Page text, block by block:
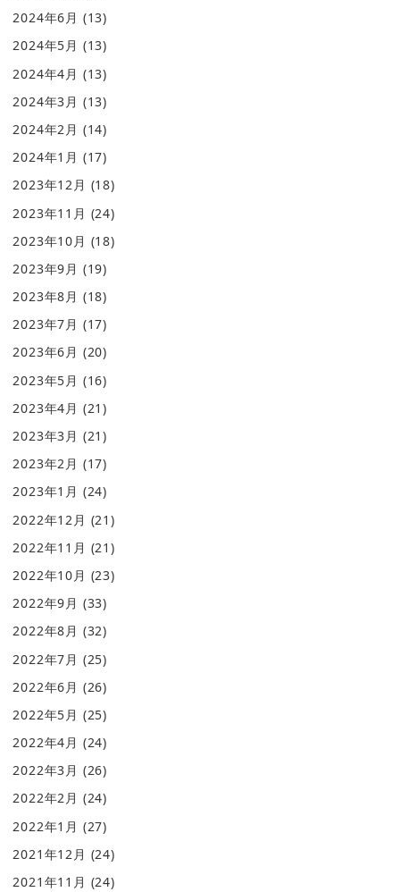
2024年6月 (13)
2024年5月 (13)
2024年4月 (13)
2024年3月 (13)
2024年2月 (14)
2024年1月 (17)
2023年12月 (18)
2023年11月 (24)
2023年10月 (18)
2023年9月 (19)
2023年8月 (18)
2023年7月 (17)
2023年6月 (20)
2023年5月 (16)
2023年4月 (21)
2023年3月 (21)
2023年2月 (17)
2023年1月 (24)
2022年12月 (21)
2022年11月 (21)
2022年10月 (23)
2022年9月 (33)
2022年8月 (32)
2022年7月 (25)
2022年6月 (26)
2022年5月 (25)
2022年4月 (24)
2022年3月 (26)
2022年2月 (24)
2022年1月 (27)
2021年12月 (24)
2021年11月 (24)